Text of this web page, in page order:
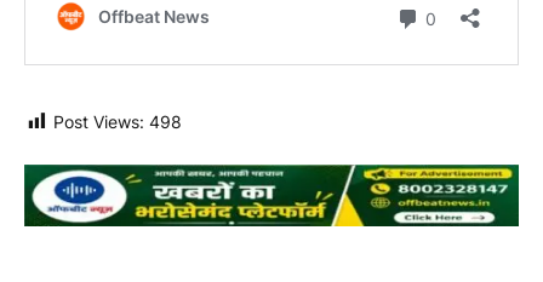
Post Views: 498